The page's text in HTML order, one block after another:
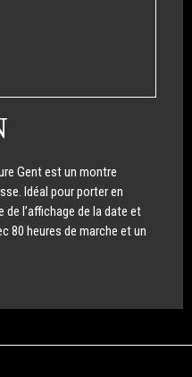
Gent est un montre
Idéal pour porter en
l’affichage de la date et
80 heures de marche et un